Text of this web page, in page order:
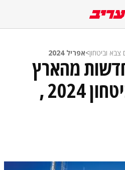
וביטחון>אפריל 2024
מהארץ
והעולם צבא וביטחון 2024 ,